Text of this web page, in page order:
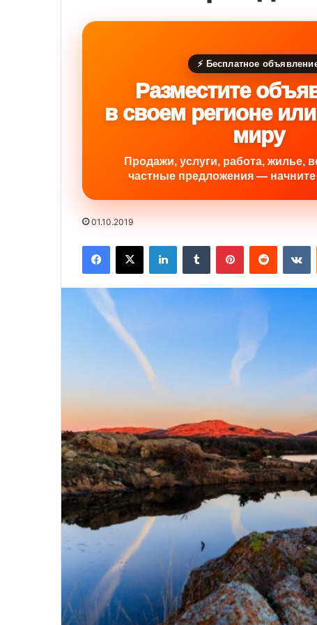
⚡ Бесплатное
Разместите
в своем регионе
миру
Продажи, услуги, работа, жилье,
частные предложения — начните
01.10.2019